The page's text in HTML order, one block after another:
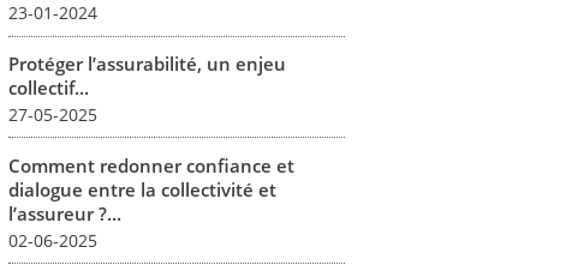
23-01-2024
Protéger l’assurabilité, un enjeu
collectif...
27-05-2025
Comment redonner confiance et
dialogue entre la collectivité et
l’assureur ?...
02-06-2025